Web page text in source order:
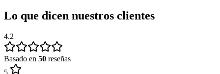
Lo que dicen nuestros clientes
4.2
Basado en 50 reseñas
5